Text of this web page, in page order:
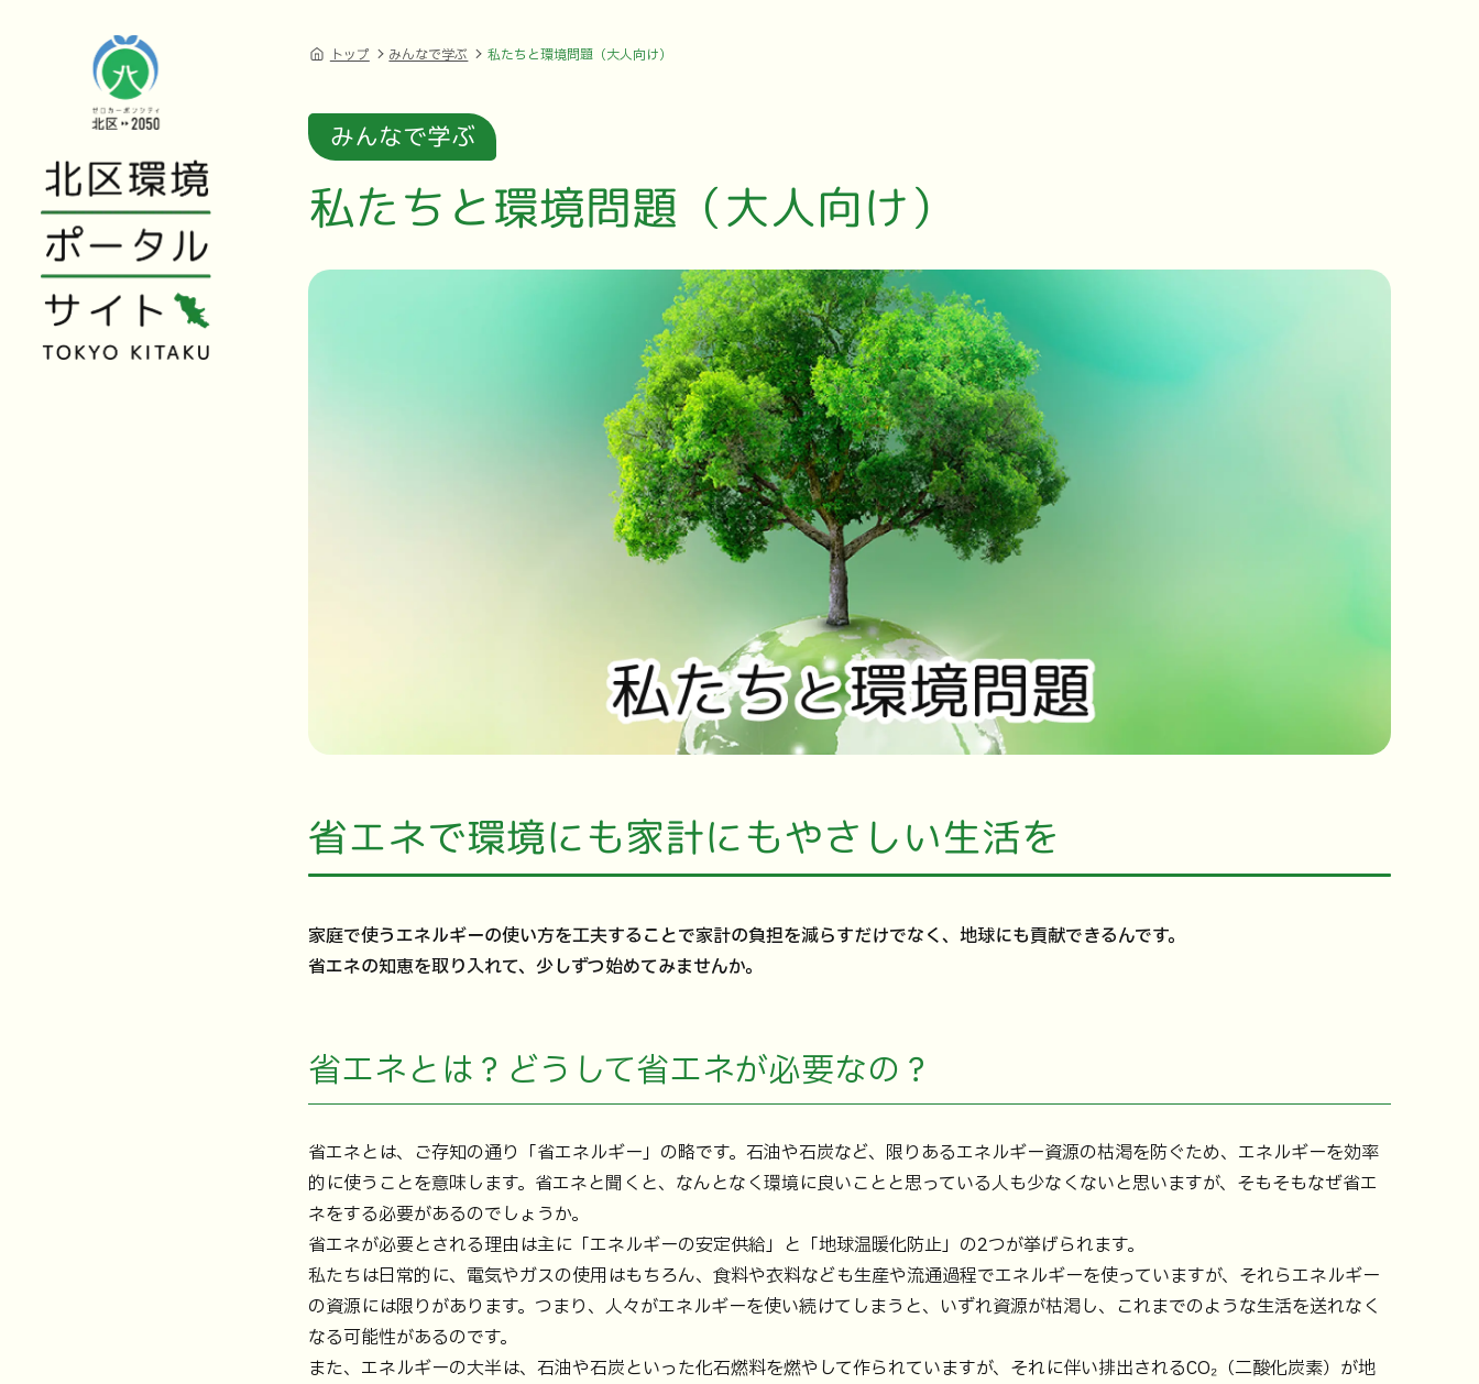
トップ みんなで学ぶ 私たちと環境問題（大人向け）
みんなで学ぶ
私たちと環境問題（大人向け）
省エネで環境にも家計にもやさしい生活を
家庭で使うエネルギーの使い方を工夫することで家計の負担を減らすだけでなく、地球にも貢献できるんです。
省エネの知恵を取り入れて、少しずつ始めてみませんか。
省エネとは？どうして省エネが必要なの？
省エネとは、ご存知の通り「省エネルギー」の略です。石油や石炭など、限りあるエネルギー資源の枯渇を防ぐため、エネルギーを効率
的に使うことを意味します。省エネと聞くと、なんとなく環境に良いことと思っている人も少なくないと思いますが、そもそもなぜ省エ
ネをする必要があるのでしょうか。
省エネが必要とされる理由は主に「エネルギーの安定供給」と「地球温暖化防止」の2つが挙げられます。
私たちは日常的に、電気やガスの使用はもちろん、食料や衣料なども生産や流通過程でエネルギーを使っていますが、それらエネルギー
の資源には限りがあります。つまり、人々がエネルギーを使い続けてしまうと、いずれ資源が枯渇し、これまでのような生活を送れなく
なる可能性があるのです。
また、エネルギーの大半は、石油や石炭といった化石燃料を燃やして作られていますが、それに伴い排出されるCO₂（二酸化炭素）が地